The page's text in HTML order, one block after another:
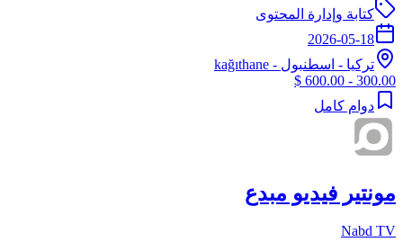
كتابة وإدارة المحتوى
2026-05-18
تركيا - اسطنبول - kağıthane
300.00 - 600.00 $
دوام كامل
مونتير فيديو مبدع
Nabd TV